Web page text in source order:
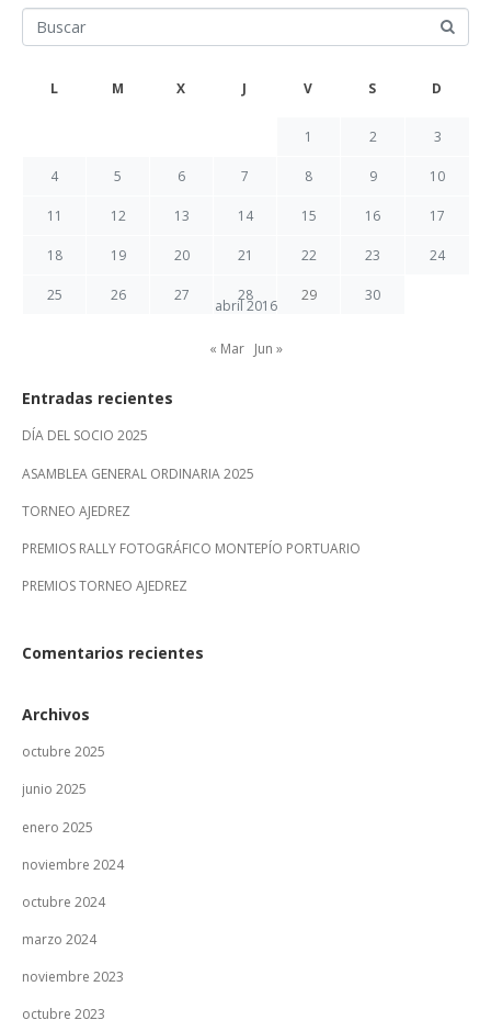
abril 2016
L M X J V S D
1 2 3
4 5 6 7 8 9 10
11 12 13 14 15 16 17
18 19 20 21 22 23 24
25 26 27 28 29 30
« Mar Jun »
Entradas recientes
DÍA DEL SOCIO 2025
ASAMBLEA GENERAL ORDINARIA 2025
TORNEO AJEDREZ
PREMIOS RALLY FOTOGRÁFICO MONTEPÍO PORTUARIO
PREMIOS TORNEO AJEDREZ
Comentarios recientes
Archivos
octubre 2025
junio 2025
enero 2025
noviembre 2024
octubre 2024
marzo 2024
noviembre 2023
octubre 2023